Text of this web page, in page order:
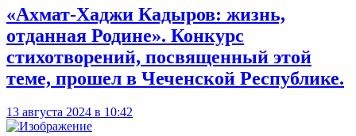
«Ахмат-Хаджи Кадыров: жизнь,
отданная Родине». Конкурс
стихотворений, посвященный этой
теме, прошел в Чеченской Республике.
13 августа 2024 в 10:42